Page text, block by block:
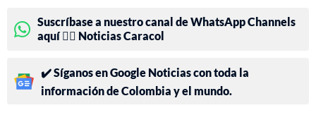
Suscríbase a nuestro canal de WhatsApp Channels
aquí 👉🏻 Noticias Caracol
✔️ Síganos en Google Noticias con toda la
información de Colombia y el mundo.